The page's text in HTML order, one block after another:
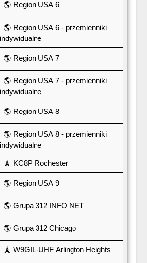
🌎 Region USA 6
🌎 Region USA 6 - przemienniki
indywidualne
🌎 Region USA 7
🌎 Region USA 7 - przemienniki
indywidualne
🌎 Region USA 8
🌎 Region USA 8 - przemienniki
indywidualne
🗼 KC8P Rochester
🌎 Region USA 9
🌎 Grupa 312 INFO NET
🌎 Grupa 312 Chicago
🗼 W9GIL-UHF Arlington Heights